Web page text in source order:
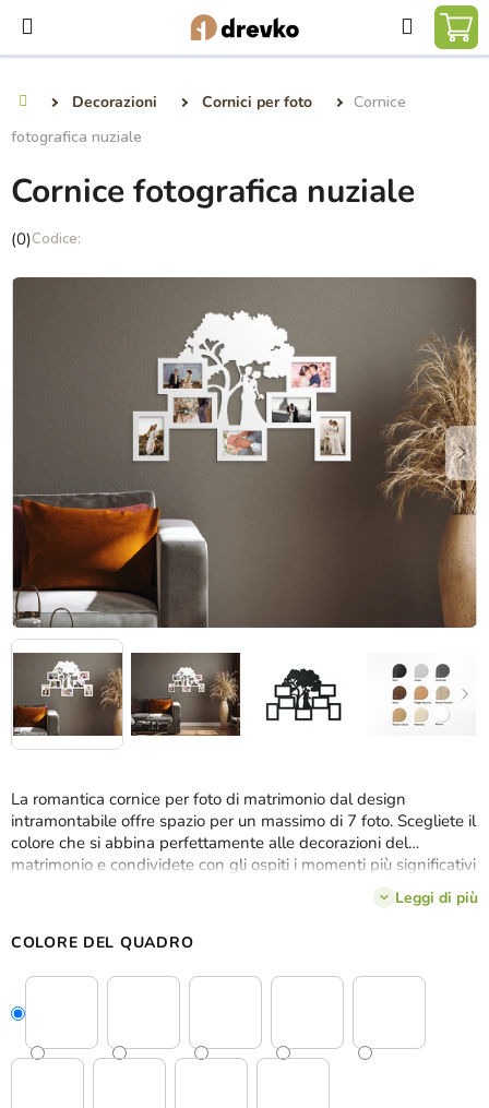
contenuto
Ricerca
Decorazioni Cornici per foto
Cornice
fotografica nuziale
La romantica cornice per foto di matrimonio dal design
intramontabile offre spazio per un massimo di 7 foto. Scegliete il
colore che si abbina perfettamente alle decorazioni del
matrimonio e condividete con gli ospiti i momenti più significativi
della vostra relazione. In seguito potrete attaccare la cornice alla
parete della vostra casa, dove sarà un piacevole ricordo delLeggi di più
COLORE DEL QUADRO
Cornice fotografica nuziale
La
media
(0)